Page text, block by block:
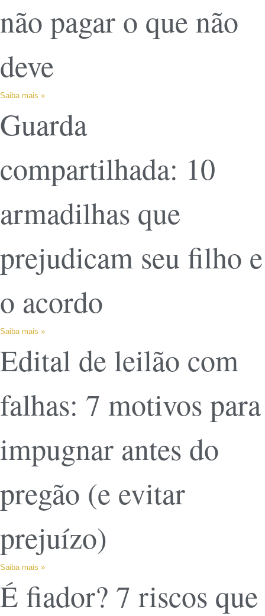
não pagar o que não
deve
Saiba mais »
Guarda
compartilhada: 10
armadilhas que
prejudicam seu filho e
o acordo
Saiba mais »
Edital de leilão com
falhas: 7 motivos para
impugnar antes do
pregão (e evitar
prejuízo)
Saiba mais »
É fiador? 7 riscos que